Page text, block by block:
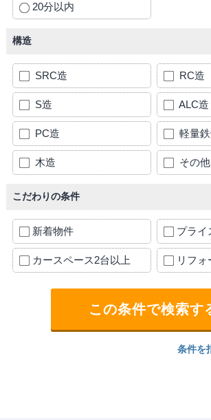
20分以内
構造
SRC造 RC造
S造 ALC造
PC造 軽量
木造 その他
こだわりの条件
新着物件 プライ
カースペース2台以上 リフォ
条件を